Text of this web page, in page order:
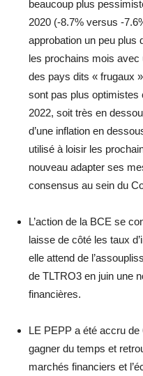
beaucoup plus
2020 (-8.7% versus -
approbation un peu plus
les prochains mois avec
des pays dits « frugaux
sont pas plus optimistes
2022, soit très en
d’une inflation en
utilisé à loisir les
nouveau adapter ses
consensus au sein du
L’action de la BCE se
laisse de côté les taux
elle attend de
de TLTRO3 en juin une
financières.
LE PEPP a été accru
gagner du temps et
marchés financiers et